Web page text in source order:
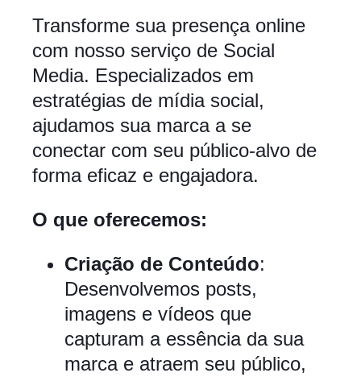
Transforme sua presença online
com nosso serviço de Social
Media. Especializados em
estratégias de mídia social,
ajudamos sua marca a se
conectar com seu público-alvo de
forma eficaz e engajadora.
O que oferecemos:
Criação de Conteúdo:
Desenvolvemos posts,
imagens e vídeos que
capturam a essência da sua
marca e atraem seu público,